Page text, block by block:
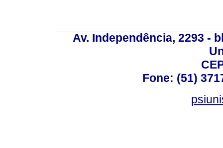
Av. Independência, 2293 -
Fone: (51)